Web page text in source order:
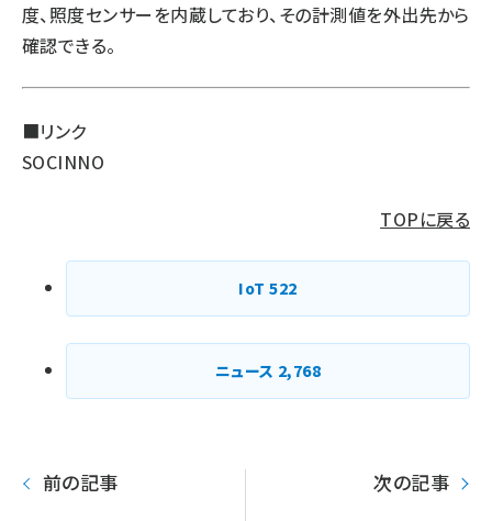
度、照度センサーを内蔵しており、その計測値を外出先から
確認できる。
■リンク
SOCINNO
TOPに戻る
IoT522
ニュース 2,768
前の記事 次の記事